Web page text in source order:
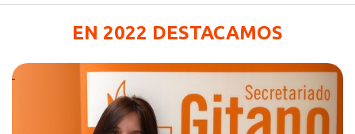
EN 2022 DESTACAMOS